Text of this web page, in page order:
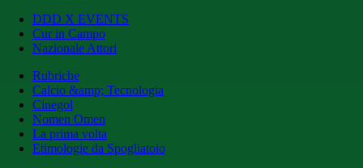
DDD X EVENTS
Cur in Campo
Nazionale Attori
Rubriche
Calcio &amp; Tecnologia
Cinegol
Nomen Omen
La prima volta
Etimologie da Spogliatoio